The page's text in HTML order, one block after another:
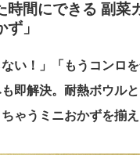
時間にできる 副菜
ず」
ない！」「もうコンロ
即解決。耐熱ボウル
ゃうミニおかずを揃え